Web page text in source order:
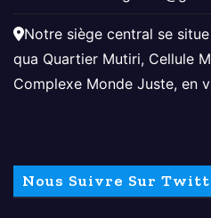
Notre siège central se
qua Quartier Mutiri, Cellule
Complexe Monde Juste, en
Nous Suivre Sur